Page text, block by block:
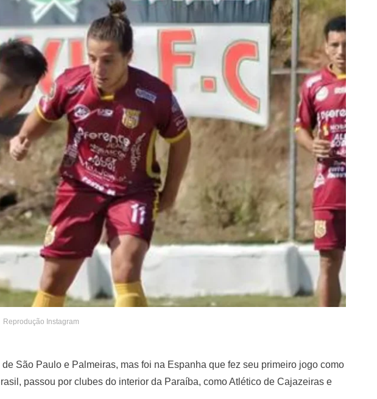
Reprodução Instagram
São Paulo e Palmeiras, mas foi na Espanha que fez seu primeiro jogo como
passou por clubes do interior da Paraíba, como Atlético de Cajazeiras e